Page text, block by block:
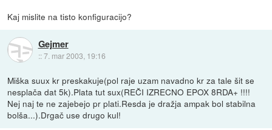
Kaj mislite na tisto konfiguracijo?
Gejmer
::7. mar 2003, 19:16
Miška suux kr preskakuje(pol raje uzam navadno kr za tale šit se
nesplača dat 5k).Plata tut sux(REČI IZRECNO EPOX 8RDA+ !!!!
Nej naj te ne zajebejo pr plati.Resda je dražja ampak bol stabilna
bolša...).Drgač use drugo kul!